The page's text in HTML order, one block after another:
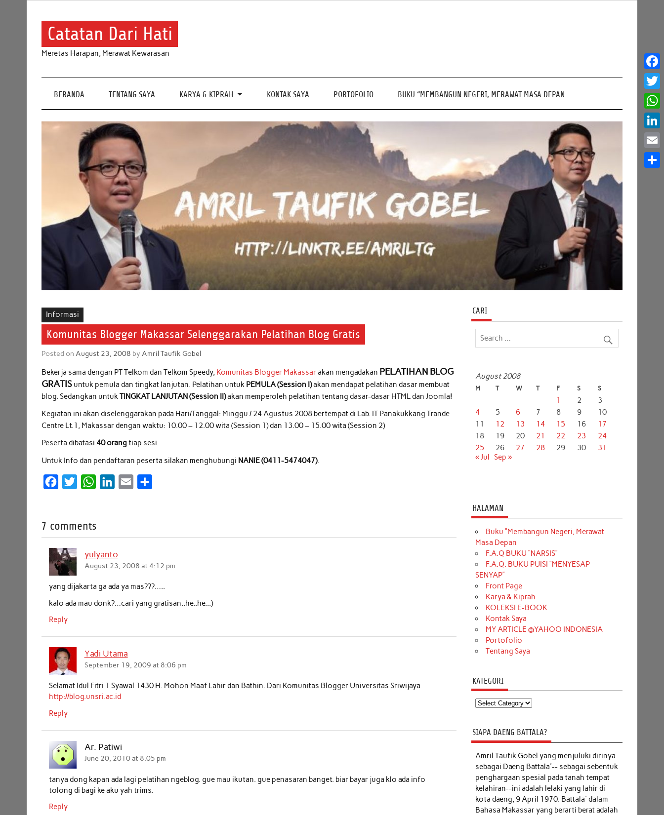
Catatan Dari Hati
Meretas Harapan, Merawat Kewarasan
BERANDA TENTANG SAYA KARYA & KIPRAH KONTAK SAYA PORTOFOLIO BUKU “MEMBANGUN NEGERI, MERAWAT MASA DEPAN
Informasi
Komunitas Blogger Makassar Selenggarakan Pelatihan Blog Gratis
Posted onAugust 23, 2008 byAmril Taufik Gobel
Bekerja sama dengan PT Telkom dan Telkom Speedy, Komunitas Blogger Makassarakan mengadakan PELATIHAN BLOG
GRATIS untuk pemula dan tingkat lanjutan. Pelatihan untuk PEMULA(Session I)akan mendapat pelatihan dasar membuat
blog. Sedangkan untukTINGKAT LANJUTAN (Session II)akan memperoleh pelatihan tentang dasar-dasar HTML dan Joomla!
Kegiatan ini akan diselenggarakan pada Hari/Tanggal: Minggu / 24 Agustus 2008 bertempat di Lab. IT Panakukkang Trande
Centre Lt.1, Makassar dengan waktu: 10.00 – 12.00 wita (Session 1) dan 13.00 – 15.00 wita (Session 2)
Peserta dibatasi 40 orangtiap sesi.
Untuk Info dan pendaftaran peserta silakan menghubungi NANIE (0411-5474047).
e
b
o
o
k
t
t
W
s
A
p
p
e
d
I
n
l
e
7 comments
yulyanto
August 23, 2008 at 4:12 pm
yang dijakarta ga ada ya mas???…..
kalo ada mau donk?…cari yang gratisan..he..he..:)
Reply
Yadi Utama
September 19, 2009 at 8:06 pm
Selamat Idul Fitri 1 Syawal 1430 H. Mohon Maaf Lahir dan Bathin. Dari Komunitas Blogger Universitas Sriwijaya
http://blog.unsri.ac.id
Reply
Ar. Patiwi
June 20, 2010 at 8:05 pm
tanya dong kapan ada lagi pelatihan ngeblog. gue mau ikutan. gue penasaran banget. biar bayar juga klo ada info
tolong di bagi ke aku yah trims.
Reply
CARI
August 2008
M T W T F S S
1 2
3
4
5 6 7 8 9
10
11
12 13 14 15 16
17
18
19 20 21 22 23
24
25
26 27 28 29 30
31
« Jul Sep »
HALAMAN
Buku “Membangun Negeri, Merawat
Masa Depan
F.A.Q BUKU “NARSIS”
F.A.Q. BUKU PUISI “MENYESAP
SENYAP”
Front Page
Karya & Kiprah
KOLEKSI E-BOOK
Kontak Saya
MY ARTICLE @YAHOO INDONESIA
Portofolio
Tentang Saya
KATEGORI
Kategori
SIAPA DAENG BATTALA?
Amril Taufik Gobel yang menjuluki dirinya
sebagai Daeng Battala'-- sebagai sebentuk
penghargaan spesial pada tanah tempat
kelahiran--ini adalah lelaki yang lahir di
kota daeng, 9 April 1970. Battala' dalam
Bahasa Makassar yang berarti berat adalah
Email